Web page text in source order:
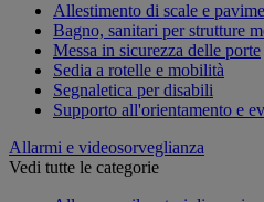
Allestimento di scale e
Bagno, sanitari per strutture
Messa in sicurezza delle porte
Sedia a rotelle e mobilità
Segnaletica per disabili
Supporto all'orientamento e
Allarmi e videosorveglianza
Vedi tutte le categorie